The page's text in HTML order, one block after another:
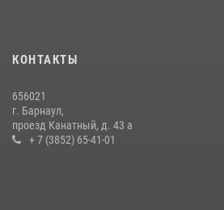
КОНТАКТЫ
656021
г. Барнаул,
проезд Канатный, д. 43 а
+ 7 (3852) 65-41-01